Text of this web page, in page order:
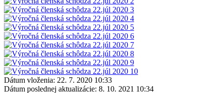
Dátum vloženia: 22. 7. 2020 10:33
Dátum poslednej aktualizácie: 8. 10. 2021 10:34